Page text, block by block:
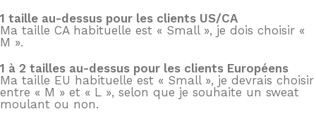
1 taille au-dessus pour les clients US/CA
Ma taille CA habituelle est « Small », je dois choisir «
M ».
1 à 2 tailles au-dessus pour les clients Européens
Ma taille EU habituelle est « Small », je devrais choisir
entre « M » et « L », selon que je souhaite un sweat
moulant ou non.